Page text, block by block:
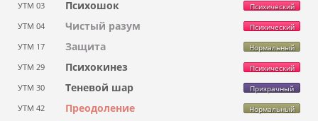
УТМ 03 Психошок Психический
УТМ 04 Чистый разум Психический
УТМ 17 Защита Нормальный
УТМ 29 Психокинез Психический
УТМ 30 Теневой шар Призрачный
УТМ 42 Преодоление Нормальный